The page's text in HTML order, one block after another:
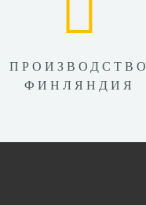
ПРОИЗВОДСТВО
ФИНЛЯНДИЯ